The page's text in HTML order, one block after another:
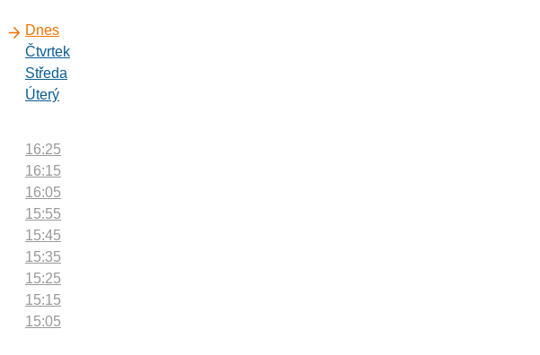
Dnes
Čtvrtek
Středa
Úterý
16:25
16:15
16:05
15:55
15:45
15:35
15:25
15:15
15:05